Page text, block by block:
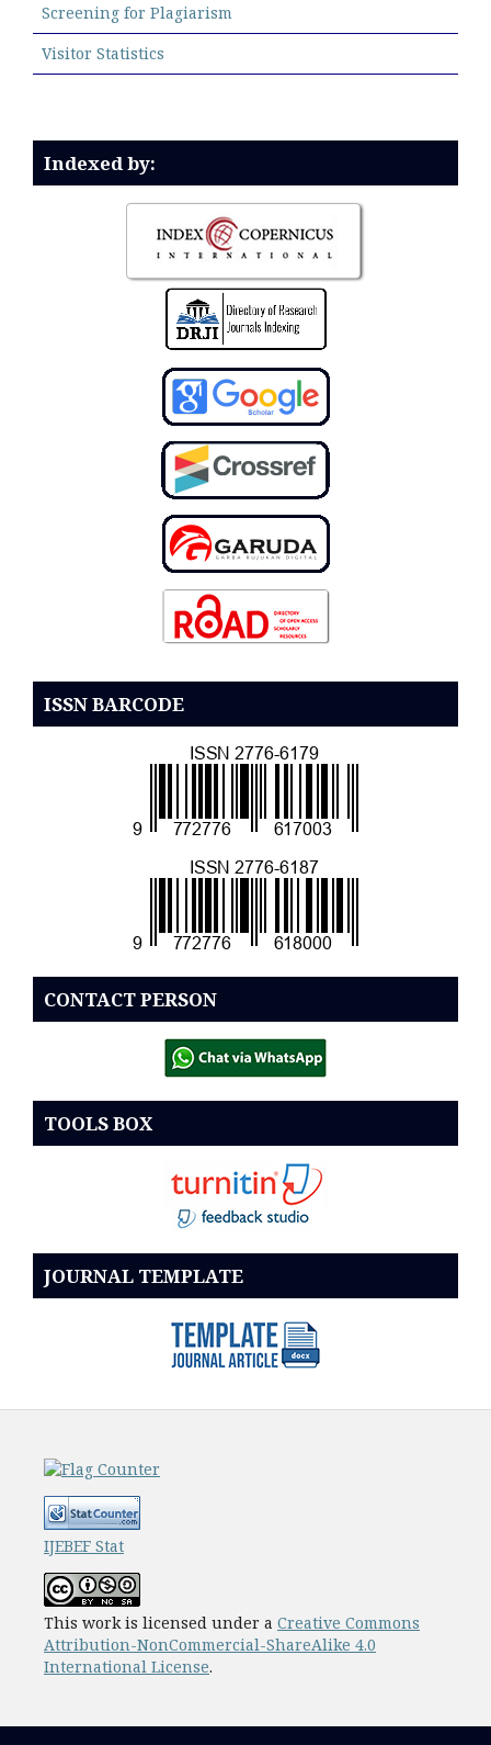
Screening for Plagiarism
Visitor Statistics
Indexed by:
ISSN BARCODE
CONTACT PERSON
TOOLS BOX
JOURNAL TEMPLATE
IJEBEF Stat
This work is licensed under a Creative Commons
Attribution-NonCommercial-ShareAlike 4.0
International License.